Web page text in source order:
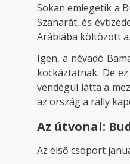
Sokan emlegetik a
Szaharát, és
Arábiába költözött
Igen, a névadó
kockáztatnak. De
vendégül látta a
az ország a rally
Az útvonal:
Az első csoport